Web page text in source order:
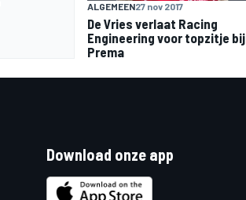
ALGEMEEN27 nov 2017
De Vries verlaat Racing
Engineering voor topzitje bij
Prema
Download onze app